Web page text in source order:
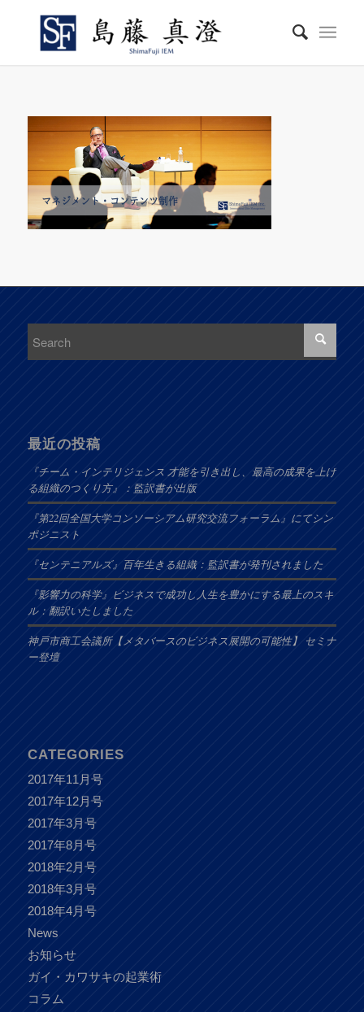
最近の投稿
『チーム・インテリジェンス 才能を引き出し、最高の成果を上げ
る組織のつくり方』：監訳書が出版
『第22回全国大学コンソーシアム研究交流フォーラム』にてシン
ポジニスト
『センテニアルズ』百年生きる組織：監訳書が発刊されました
『影響力の科学』ビジネスで成功し人生を豊かにする最上のスキ
ル：翻訳いたしました
神戸市商工会議所【メタバースのビジネス展開の可能性】 セミナ
ー登壇
CATEGORIES
2017年11月号
2017年12月号
2017年3月号
2017年8月号
2018年2月号
2018年3月号
2018年4月号
News
お知らせ
ガイ・カワサキの起業術
コラム